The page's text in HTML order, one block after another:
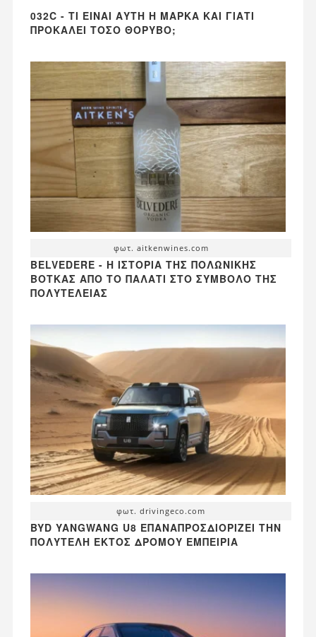
032C - ΤΙ ΕΊΝΑΙ ΑΥΤΉ Η ΜΆΡΚΑ ΚΑΙ ΓΙΑΤΊ
ΠΡΟΚΑΛΕΊ ΤΌΣΟ ΘΌΡΥΒΟ;
φωτ. aitkenwines.com
BELVEDERE - Η ΙΣΤΟΡΊΑ ΤΗΣ ΠΟΛΩΝΙΚΉΣ
ΒΌΤΚΑΣ ΑΠΌ ΤΟ ΠΑΛΆΤΙ ΣΤΟ ΣΎΜΒΟΛΟ ΤΗΣ
ΠΟΛΥΤΈΛΕΙΑΣ
φωτ. drivingeco.com
BYD YANGWANG U8 ΕΠΑΝΑΠΡΟΣΔΙΟΡΊΖΕΙ ΤΗΝ
ΠΟΛΥΤΕΛΉ ΕΚΤΌΣ ΔΡΌΜΟΥ ΕΜΠΕΙΡΊΑ